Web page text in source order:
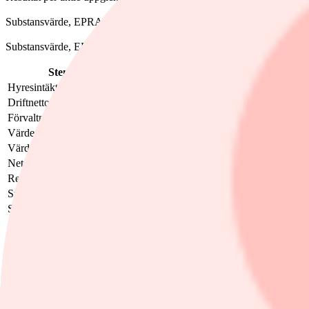
Substansvärde, EPRA NTA, per aktie låg på 17,4 kronor (16,0).
Substansvärde, EPRA NRV, per aktie låg på 18,8 kronor (17,1).
Stenhus Fastigheter, Mkr
Hyresintäkter
Driftnetto
Förvaltningsresultat
Värdeförändringar fastigheter, totalt
Värdeförändringar derivat, totalt
Nettoresultat
Resultat per aktie, kronor
Substansvärde, EPRA NTA, per aktie, kronor
Substansvärde, EPRA NRV, per aktie, kronor